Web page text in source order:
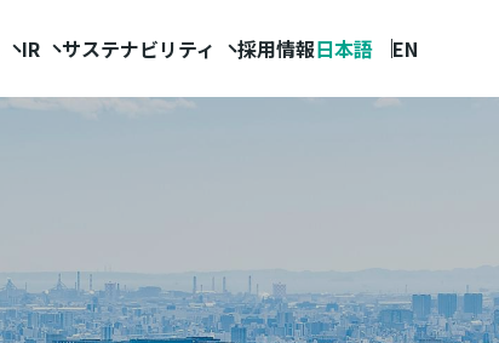
IR サステナビリティ 採用情報日本語 EN